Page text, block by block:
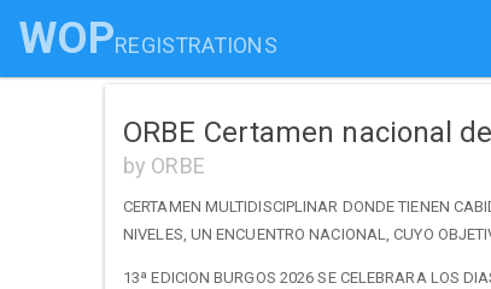
WOPREGISTRATIONS
ORBE Certamen nacional
by ORBE
CERTAMEN MULTIDISCIPLINAR DONDE TIENEN
NIVELES, UN ENCUENTRO NACIONAL, CUYO
13ª EDICION BURGOS 2026 SE CELEBRARA LOS